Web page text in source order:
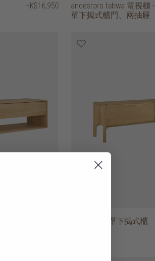
HK$16,950
ancestors tabwa 電視櫃 -
單下揭式櫃門、兩抽屜
PI 電視櫃 - 單下揭式櫃